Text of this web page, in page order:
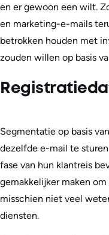
en er gewoon een wilt.
en marketing-e-mails
betrokken houden met
zouden willen op basis
Segmentatie op basis
dezelfde e-mail te
fase van hun klantreis
gemakkelijker maken
misschien niet veel
diensten.